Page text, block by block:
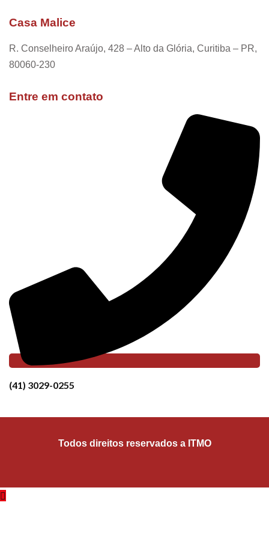
Casa Malice
R. Conselheiro Araújo, 428 – Alto da Glória, Curitiba – PR,
80060-230
Entre em contato
(41) 3029-0255
Todos direitos reservados a ITMO